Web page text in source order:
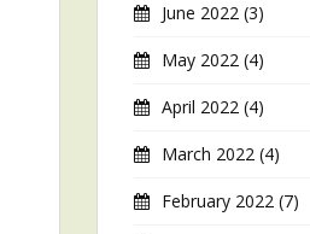
June 2022 (3)
May 2022 (4)
April 2022 (4)
March 2022 (4)
February 2022 (7)